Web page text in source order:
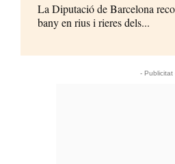
La Diputació de Barcelona
bany en rius i rieres dels...
- Publicitat